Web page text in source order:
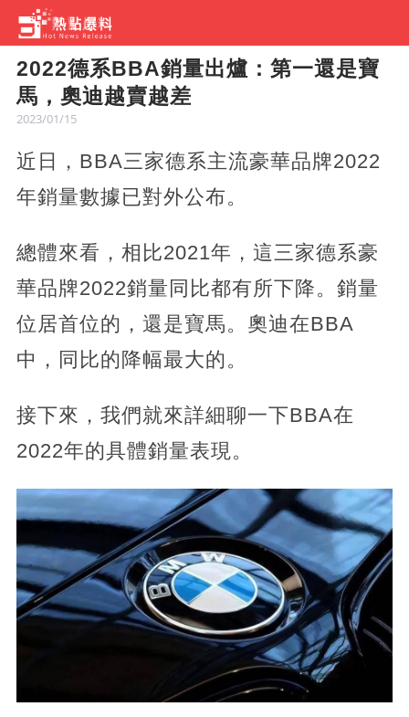
2022德系BBA銷量出爐：第一還是寶
馬，奧迪越賣越差
2023/01/15
近日，BBA三家德系主流豪華品牌2022
年銷量數據已對外公布。
總體來看，相比2021年，這三家德系豪
華品牌2022銷量同比都有所下降。銷量
位居首位的，還是寶馬。奧迪在BBA
中，同比的降幅最大的。
接下來，我們就來詳細聊一下BBA在
2022年的具體銷量表現。